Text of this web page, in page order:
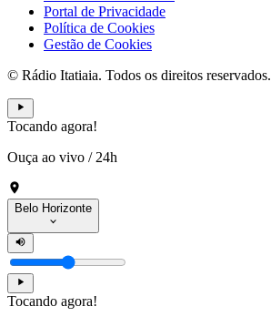
Portal de Privacidade
Política de Cookies
Gestão de Cookies
© Rádio Itatiaia. Todos os direitos reservados.
Tocando agora!
Ouça ao vivo / 24h
Belo Horizonte
Tocando agora!